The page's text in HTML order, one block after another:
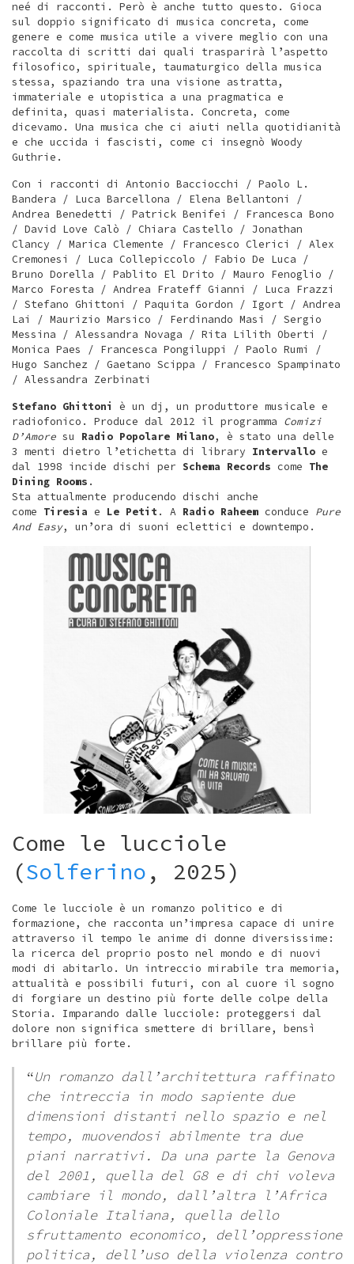
neé di racconti. Però è anche tutto questo. Gioca
sul doppio significato di musica concreta, come
genere e come musica utile a vivere meglio con una
raccolta di scritti dai quali trasparirà l’aspetto
filosofico, spirituale, taumaturgico della musica
stessa, spaziando tra una visione astratta,
immateriale e utopistica a una pragmatica e
definita, quasi materialista. Concreta, come
dicevamo. Una musica che ci aiuti nella quotidianità
e che uccida i fascisti, come ci insegnò Woody
Guthrie.
Con i racconti di Antonio Bacciocchi / Paolo L.
Bandera / Luca Barcellona / Elena Bellantoni /
Andrea Benedetti / Patrick Benifei / Francesca Bono
/ David Love Calò / Chiara Castello / Jonathan
Clancy / Marica Clemente / Francesco Clerici / Alex
Cremonesi / Luca Collepiccolo / Fabio De Luca /
Bruno Dorella / Pablito El Drito / Mauro Fenoglio /
Marco Foresta / Andrea Frateff Gianni / Luca Frazzi
/ Stefano Ghittoni / Paquita Gordon / Igort / Andrea
Lai / Maurizio Marsico / Ferdinando Masi / Sergio
Messina / Alessandra Novaga / Rita Lilith Oberti /
Monica Paes / Francesca Pongiluppi / Paolo Rumi /
Hugo Sanchez / Gaetano Scippa / Francesco Spampinato
/ Alessandra Zerbinati
Stefano Ghittoni
è un dj, un produttore musicale e
radiofonico. Produce dal 2012 il programma Comizi
D’Amore su Radio Popolare Milano, è stato una delle
3 menti dietro l’etichetta di library Intervallo e
dal 1998 incide dischi per Schema Records come The
Dining Rooms .
Sta attualmente producendo dischi anche
come Tiresia e Le Petit. A Radio Raheem conduce Pure
And Easy, un’ora di suoni eclettici e downtempo.
Come le lucciole
(Solferino, 2025)
Come le lucciole è un romanzo politico e di
formazione, che racconta un’impresa capace di unire
attraverso il tempo le anime di donne diversissime:
la ricerca del proprio posto nel mondo e di nuovi
modi di abitarlo. Un intreccio mirabile tra memoria,
attualità e possibili futuri, con al cuore il sogno
di forgiare un destino più forte delle colpe della
Storia. Imparando dalle lucciole: proteggersi dal
dolore non significa smettere di brillare, bensì
brillare più forte.
“Un romanzo dall’architettura raffinato
che intreccia in modo sapiente due
dimensioni distanti nello spazio e nel
tempo, muovendosi abilmente tra due
piani narrativi. Da una parte la Genova
del 2001, quella del G8 e di chi voleva
cambiare il mondo, dall’altra l’Africa
Coloniale Italiana, quella dello
sfruttamento economico, dell’oppressione
politica, dell’uso della violenza contro